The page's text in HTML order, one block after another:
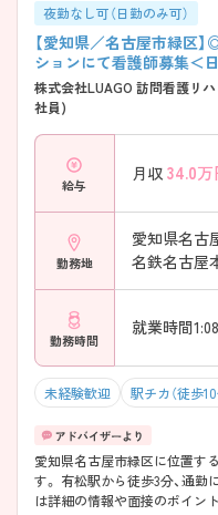
夜勤なし可（日勤のみ可）
【愛知県／名古屋市緑区
ションにて看護師募集＜
株式会社LUAGO 訪問看護リ
社員)
給与
月収 34.0万
勤務地
愛知県名古
名鉄名古屋
勤務時間
就業時間
未経験歓迎 駅チカ（徒歩10
愛知県名古屋市緑区に位置す
す。 有松駅から徒歩3分、通
は詳細の情報や面接のポイン